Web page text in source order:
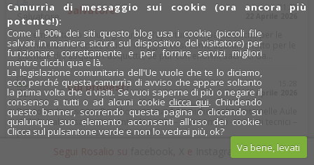
Salvatore
21:23
22 Aprile 2026
“Avremmo tanto voluto garantirvi l’apertura del parco anche per le
giornate del 25 aprile e del 1 maggio, così come abbiamo fatto per le
giornate di Pasqua e Pasquetta, se pur con enormi sacrifici da...
Cui prodest?
12 Aprile 2026
Per come ben scrive Rosalio, si tratta di tecniche molto note nelle Aule
di Tribunale e sapientemente descritte – ad esempio – in testi tecnici –
poi resi romanzo – come l’ “Arte del...
11:16
x
Instagram
Camurrìa di messaggio sui cookie (ora ancora più
potente!):
Come il 90% dei siti questo blog usa i cookie (piccoli file
salvati in maniera sicura sul dispositivo del visitatore) per
funzionare correttamente e per fornire servizi migliori
mentre clicchi qua e là.
La legislazione comunitaria dell'Ue vuole che te lo diciamo,
ecco perché questa camurrìa di avviso che appare soltanto
la prima volta che ci visiti. Se vuoi saperne di più o negare il
consenso a tutti o ad alcuni cookie clicca qui. Chiudendo
questo banner, scorrendo questa pagina o cliccando su
qualunque suo elemento acconsenti all'uso dei cookie.
Clicca sul pulsantone verde e non lo vedrai più, ok?
Va bene, levati